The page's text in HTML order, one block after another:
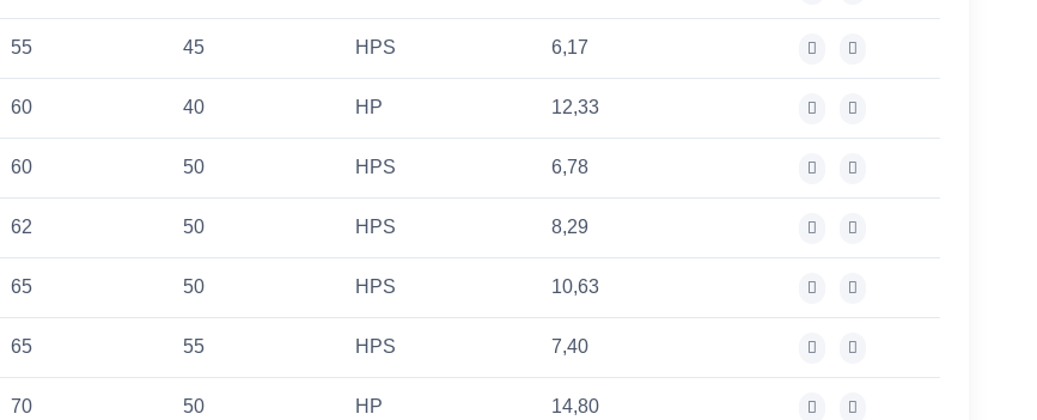
55 45 HPS 6,17
60 40 HP 12,33
60 50 HPS 6,78
62 50 HPS 8,29
65 50 HPS 10,63
65 55 HPS 7,40
70 50 HP 14,80